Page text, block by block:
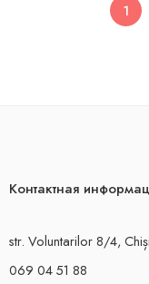
1
Контактная
str. Voluntarilor 8/4,
069 04 51 88